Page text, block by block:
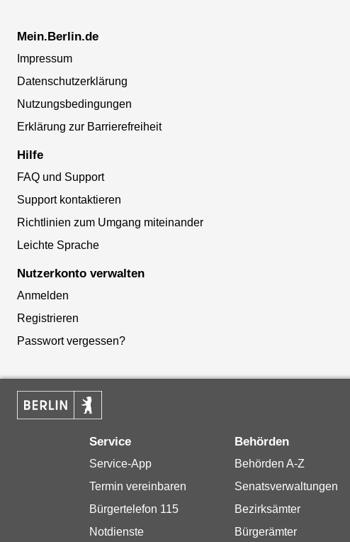
Mein.Berlin.de
Impressum
Datenschutzerklärung
Nutzungsbedingungen
Erklärung zur Barrierefreiheit
Hilfe
FAQ und Support
Support kontaktieren
Richtlinien zum Umgang miteinander
Leichte Sprache
Nutzerkonto verwalten
Anmelden
Registrieren
Passwort vergessen?
Service
Service-App
Termin vereinbaren
Bürgertelefon 115
Notdienste
Behörden
Behörden A-Z
Senatsverwaltungen
Bezirksämter
Bürgerämter